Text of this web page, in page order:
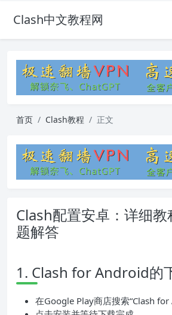
Clash中文教程网
首页 Clash教程 正文
Clash配置安卓：详细教
题解答
1. Clash for Android的
在Google Play商店搜索“Clash